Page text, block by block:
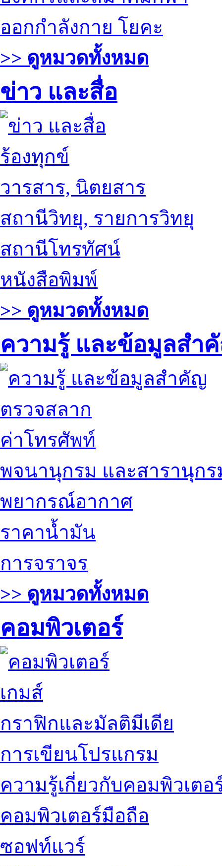
ออกกำลังกาย โยคะ
>> ดูหมวดทั้งหมด
ข่าว และสื่อ
ร้องทุกข์
วารสาร, นิตยสาร
สถานีวิทยุ, รายการวิทยุ
สถานีโทรทัศน์
หนังสือพิมพ์
>> ดูหมวดทั้งหมด
ความรู้ และข้อมูลสำ
ตรวจสลาก
ค่าโทรศัพท์
พจนานุกรม และสารานุกร
พยากรณ์อากาศ
ราคาน้ำมัน
การจราจร
>> ดูหมวดทั้งหมด
คอมพิวเตอร์
เกมส์
กราฟิกและมัลติมีเดีย
การเขียนโปรแกรม
ความรู้เกี่ยวกับคอมพิวเตอ
คอมพิวเตอร์มือถือ
ซอฟท์แวร์